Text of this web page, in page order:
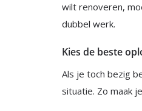
wilt renoveren,
dubbel werk.
Kies de beste
Als je toch bezig
situatie. Zo maak